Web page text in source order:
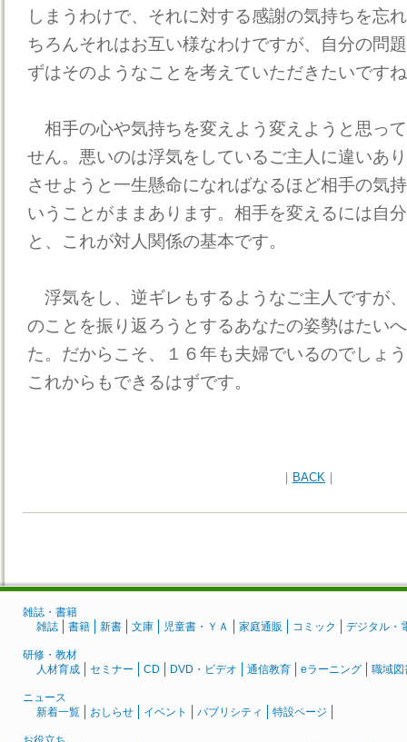
しまうわけで、それに対する感謝の気持ちを忘
ちろんそれはお互い様なわけですが、自分の問
ずはそのようなことを考えていただきたいです
相手の心や気持ちを変えよう変えようと思っ
せん。悪いのは浮気をしているご主人に違いあ
させようと一生懸命になればなるほど相手の気
いうことがままあります。相手を変えるには自
と、これが対人関係の基本です。
浮気をし、逆ギレもするようなご主人ですが
のことを振り返ろうとするあなたの姿勢はたい
た。だからこそ、１６年も夫婦でいるのでしょ
これからもできるはずです。
｜ BACK ｜
雑誌・書籍
雑誌
書籍 新書 文庫 児童書・ＹＡ 家庭通販 コミック デジタル・
研修・教材
人材育成
セミナー CD DVD・ビデオ 通信教育 eラーニング 職域図
ニュース
新着一覧
おしらせ イベント パブリシティ 特設ページ